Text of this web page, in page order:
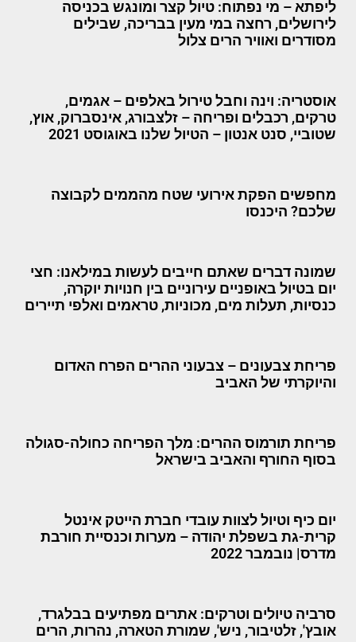
ליפתא – מי נפתוח: טיול קצר ומונגש בכניסה
לירושלים, רחצה במי מעין בבריכה, שבילים
מסודרים ואוויר הרים צלול
אוסטריה: וינה וחבל טירול באלפים – אגמים,
טרקים, רכבלים ופריחה – זלצבורג, אינסברוק, אוץ,
שטוביי, סנט אנטון – הטיול שלנו באוגוסט 2021
מחפשים הפקת אירועי שטח מהממים לקבוצה
שלכם? היכנסו
שמונה דברים שאתם חייבים לעשות במילאנו: חצי
יום בטיול באופניים עירוניים בין חנויות יוקרה,
כנסיות, תעלות מים, מכוניות, טראמים ואלפי תיירים
פריחת צבעונים – צבעוני ההרים הפרח האדום
והיוקרתי של האביב
פריחת תורמוס ההרים: מלך הפריחה כחולה-סגולה
בסוף החורף והאביב בישראל
יום כיף וטיול לצוות עובדי חברת הייטק אינטל
קרית-גת בשפלת יהודה – מערות וכנסיית חורבת
מדרס| נובמבר 2022
סרביה טיולים וטרקים: אתרים מפתיעים בבלגרד,
אובץ', זלטיבור, ניש', שמורת הטארה, נהרות, הרים